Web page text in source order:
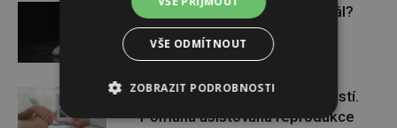
Budou se vraždit malé děti dál?
Těhotenství není samozřejmostí.
Pomáhá asistovaná reprodukce
VŠE ODMÍTNOUT
ZOBRAZIT PODROBNOSTI